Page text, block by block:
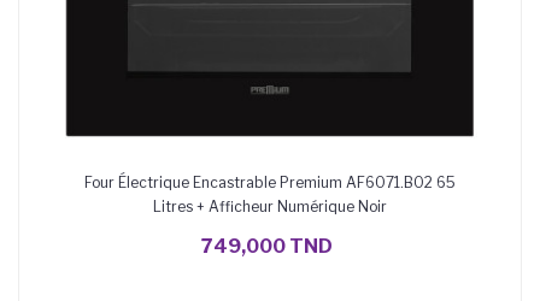
Four Électrique Encastrable Premium AF6071.B02 65
Litres + Afficheur Numérique Noir
749,000 TND